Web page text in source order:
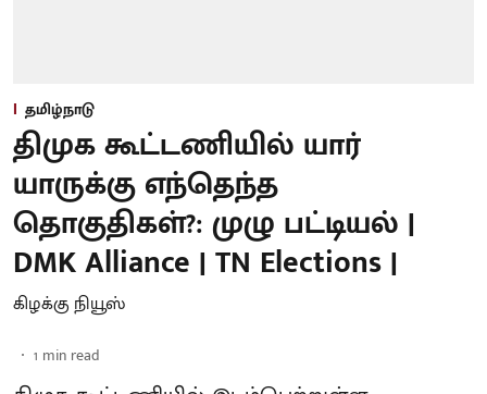
தமிழ்நாடு
திமுக கூட்டணியில் யார்
யாருக்கு எந்தெந்த
தொகுதிகள்?: முழு பட்டியல் |
DMK Alliance | TN Elections |
கிழக்கு நியூஸ்
1 min read